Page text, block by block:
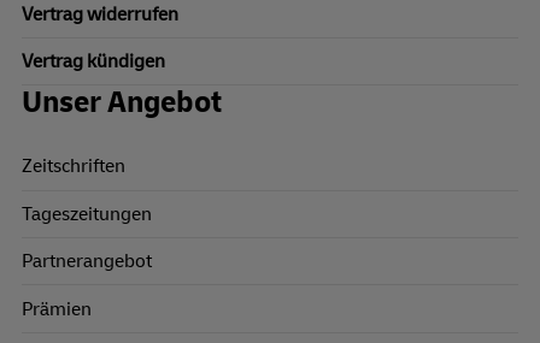
Vertrag widerrufen
Vertrag kündigen
Unser Angebot
Zeitschriften
Tageszeitungen
Partnerangebot
Prämien